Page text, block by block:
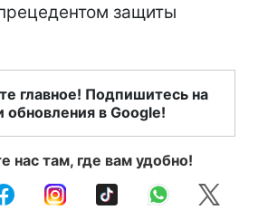
защиты
главное! Подпишитесь на
обновления в Google!
нас там, где вам удобно!